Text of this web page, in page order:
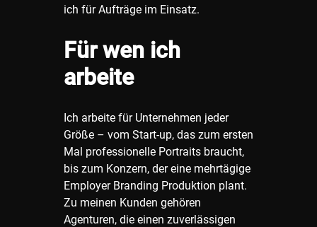
ich für Aufträge im Einsatz.
Für wen ich
arbeite
Ich arbeite für Unternehmen jeder
Größe – vom Start-up, das zum ersten
Mal professionelle Portraits braucht,
bis zum Konzern, der eine mehrtägige
Employer Branding Produktion plant.
Zu meinen Kunden gehören
Agenturen, die einen zuverlässigen